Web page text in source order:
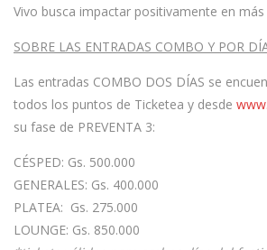
Vivo busca impactar positivamente en
SOBRE LAS ENTRADAS COMBO Y POR
Las entradas COMBO DOS DÍAS se
todos los puntos de Ticketea y desde
su fase de PREVENTA 3:
CÉSPED: Gs. 500.000
GENERALES: Gs. 400.000
PLATEA: Gs. 275.000
LOUNGE: Gs. 850.000